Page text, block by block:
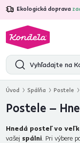
Ekologická doprava
4,7
Úvod Spálňa Postele
Postele –
Hnedá posteľ vo
vašej spálni. Pri výbere